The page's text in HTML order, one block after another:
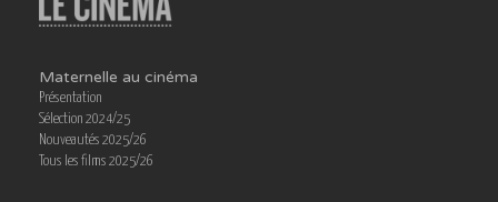
Maternelle au cinéma
Présentation
Sélection 2024/25
Nouveautés 2025/26
Tous les films 2025/26